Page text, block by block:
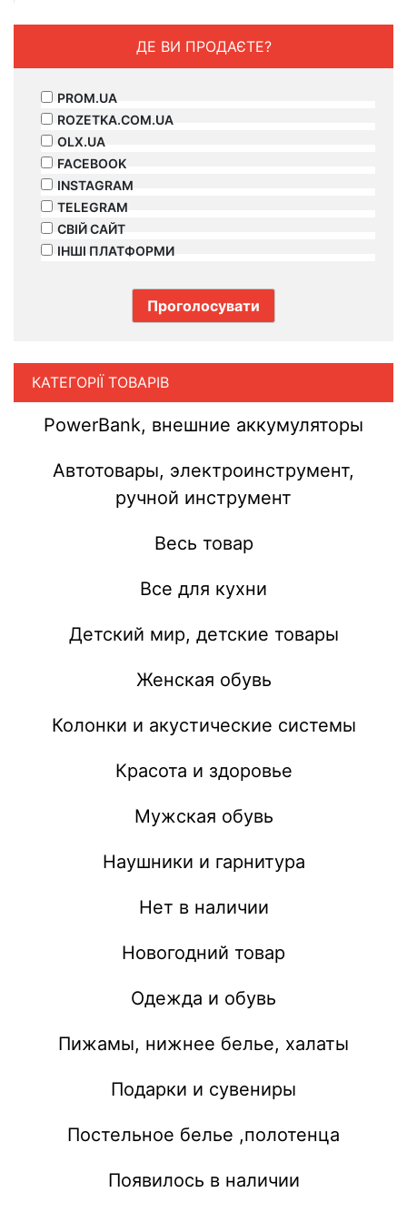
ДЕ ВИ ПРОДАЄТЕ?
PROM.UA
ROZETKA.COM.UA
OLX.UA
FACEBOOK
INSTAGRAM
TELEGRAM
СВІЙ САЙТ
ІНШІ ПЛАТФОРМИ
КАТЕГОРІЇ ТОВАРІВ
PowerBank, внешние аккумуляторы
Автотовары, электроинструмент,
ручной инструмент
Весь товар
Все для кухни
Детский мир, детские товары
Женская обувь
Колонки и акустические системы
Красота и здоровье
Мужская обувь
Наушники и гарнитура
Нет в наличии
Новогодний товар
Одежда и обувь
Пижамы, нижнее белье, халаты
Подарки и сувениры
Постельное белье ,полотенца
Появилось в наличии